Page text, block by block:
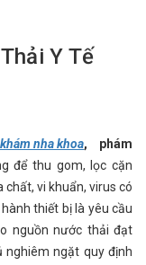
Y Tế
nha khoa, phám
để thu gom, lọc cặn
vi khuẩn, virus có
thiết bị là yêu cầu
nguồn nước thải đạt
ngặt quy định